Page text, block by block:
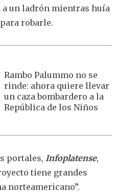
un ladrón mientras huía
robarle.
Rambo Palummo no se
rinde: ahora quiere llevar
un caza bombardero a la
República de los Niños
portales, Infoplatense,
tiene grandes
norteamericano”.